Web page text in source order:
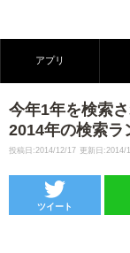
アプリ
今年1年を検索
2014年の検索ラ
投稿日:2014/12/17 更新日:2014/
ツイート